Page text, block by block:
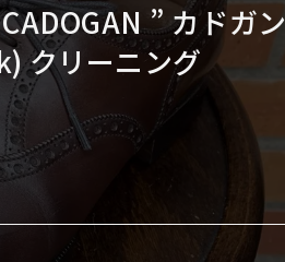
” カドガン
クリーニング